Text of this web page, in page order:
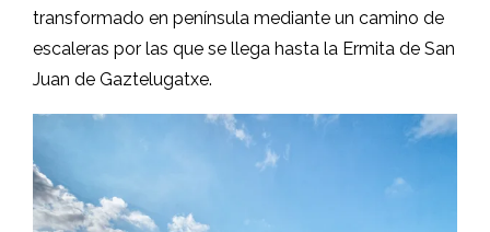
transformado en península mediante un camino de
escaleras por las que se llega hasta la Ermita de San
Juan de Gaztelugatxe.